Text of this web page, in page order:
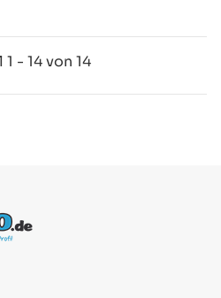
- 14 von 14